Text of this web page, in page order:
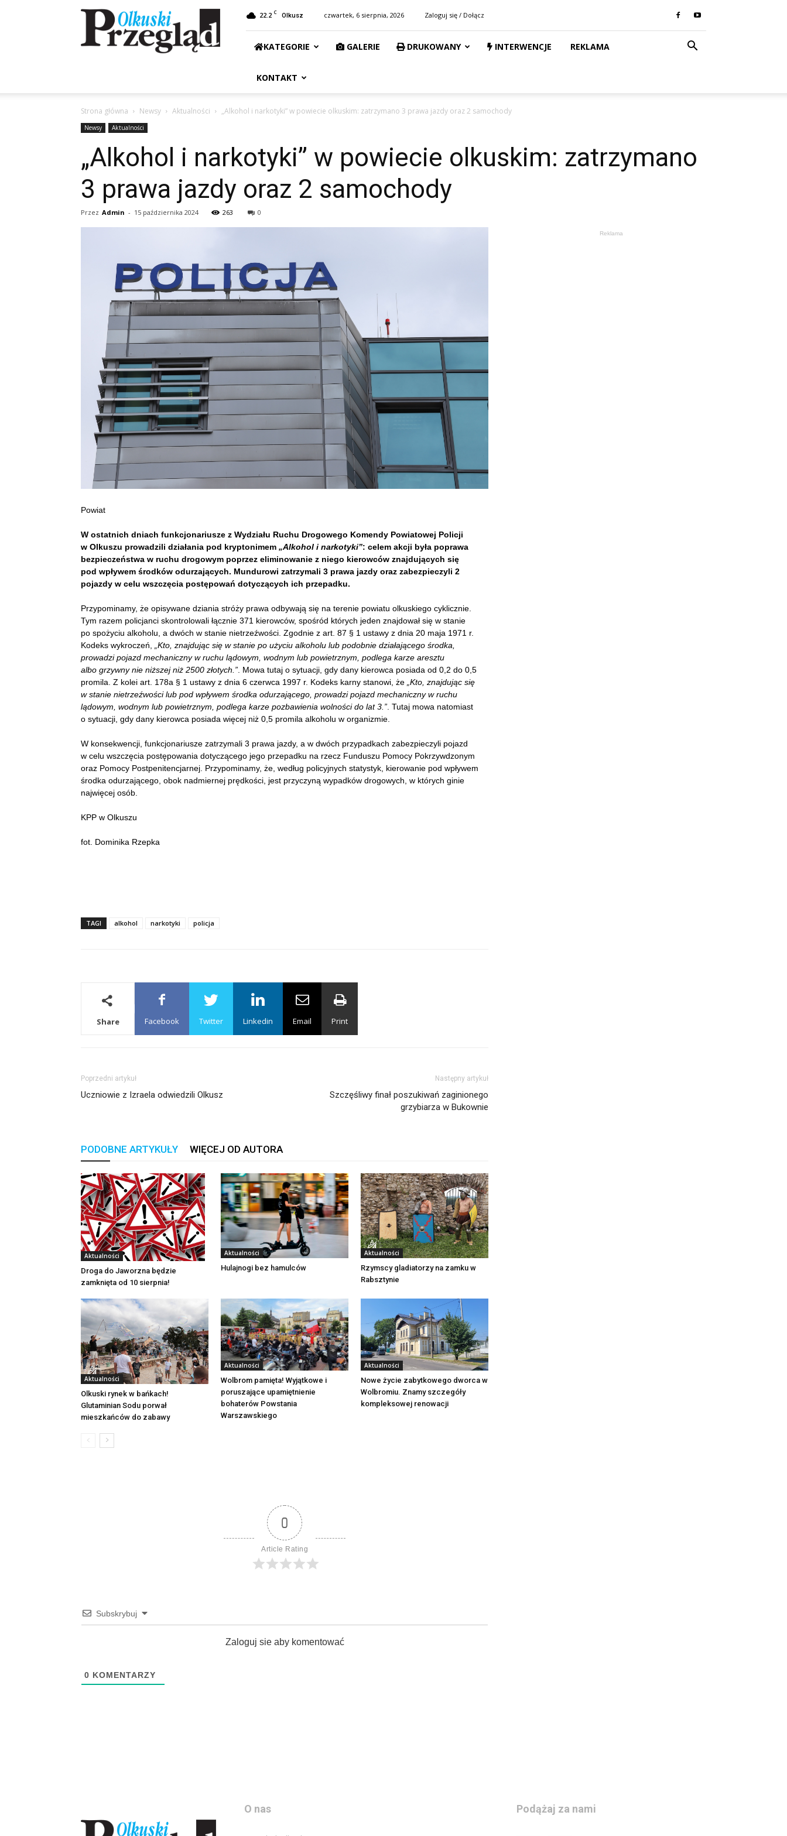
Przegląd
Olkuski
22.2 C Olkusz czwartek, 6 sierpnia, 2026 Zaloguj się / Dołącz
KATEGORIE GALERIE DRUKOWANY INTERWENCJE REKLAMA
KONTAKT
Strona główna Newsy Aktualności „Alkohol i narkotyki” w powiecie olkuskim: zatrzymano 3 prawa jazdy oraz 2 samochody
Newsy Aktualności
„Alkohol i narkotyki” w powiecie olkuskim: zatrzymano
3 prawa jazdy oraz 2 samochody
Przez Admin - 15 października 2024 263 0
Powiat
W ostatnich dniach funkcjonariusze z Wydziału Ruchu Drogowego Komendy Powiatowej Policji
w Olkuszu prowadzili działania pod kryptonimem „Alkohol i narkotyki”: celem akcji była poprawa
bezpieczeństwa w ruchu drogowym poprzez eliminowanie z niego kierowców znajdujących się
pod wpływem środków odurzających. Mundurowi zatrzymali 3 prawa jazdy oraz zabezpieczyli 2
pojazdy w celu wszczęcia postępowań dotyczących ich przepadku.
Przypominamy, że opisywane dziania stróży prawa odbywają się na terenie powiatu olkuskiego cyklicznie.
Tym razem policjanci skontrolowali łącznie 371 kierowców, spośród których jeden znajdował się w stanie
po spożyciu alkoholu, a dwóch w stanie nietrzeźwości. Zgodnie z art. 87 § 1 ustawy z dnia 20 maja 1971 r.
Kodeks wykroczeń,
„Kto, znajdując się w stanie po użyciu alkoholu lub podobnie działającego środka,
prowadzi pojazd mechaniczny w ruchu lądowym, wodnym lub powietrznym, podlega karze aresztu
albo grzywny nie niższej niż 2500 złotych.” . Mowa tutaj o sytuacji, gdy dany kierowca posiada od 0,2 do 0,5
promila. Z kolei art. 178a § 1 ustawy z dnia 6 czerwca 1997 r. Kodeks karny stanowi, że „Kto, znajdując się
w stanie nietrzeźwości lub pod wpływem środka odurzającego, prowadzi pojazd mechaniczny w ruchu
lądowym, wodnym lub powietrznym, podlega karze pozbawienia wolności do lat 3.” . Tutaj mowa natomiast
o sytuacji, gdy dany kierowca posiada więcej niż 0,5 promila alkoholu w organizmie.
W konsekwencji, funkcjonariusze zatrzymali 3 prawa jazdy, a w dwóch przypadkach zabezpieczyli pojazd
w celu wszczęcia postępowania dotyczącego jego przepadku na rzecz Funduszu Pomocy Pokrzywdzonym
oraz Pomocy Postpenitencjarnej. Przypominamy, że, według policyjnych statystyk, kierowanie pod wpływem
środka odurzającego, obok nadmiernej prędkości, jest przyczyną wypadków drogowych, w których ginie
najwięcej osób.
KPP w Olkuszu
fot. Dominika Rzepka
TAGI alkohol narkotyki policja
Share Facebook Twitter Linkedin Email Print
Poprzedni artykuł
Uczniowie z Izraela odwiedzili Olkusz
Następny artykuł
Szczęśliwy finał poszukiwań zaginionego
grzybiarza w Bukownie
PODOBNE ARTYKUŁY WIĘCEJ OD AUTORA
Aktualności
Droga do Jaworzna będzie
zamknięta od 10 sierpnia!
Aktualności
Hulajnogi bez hamulców
Aktualności
Rzymscy gladiatorzy na zamku w
Rabsztynie
Aktualności
Olkuski rynek w bańkach!
Glutaminian Sodu porwał
mieszkańców do zabawy
Aktualności
Wolbrom pamięta! Wyjątkowe i
poruszające upamiętnienie
bohaterów Powstania
Warszawskiego
Aktualności
Nowe życie zabytkowego dworca w
Wolbromiu. Znamy szczegóły
kompleksowej renowacji
0
Article Rating
Subskrybuj
Zaloguj sie aby komentować
0 KOMENTARZY
Reklama
O nas Podążaj za nami